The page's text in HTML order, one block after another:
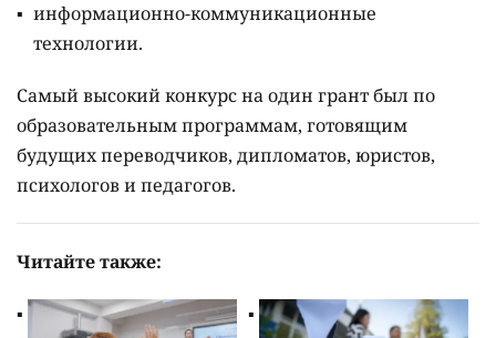
информационно-коммуникационные
технологии.
Самый высокий конкурс на один грант был по
образовательным программам, готовящим
будущих переводчиков, дипломатов, юристов,
психологов и педагогов.
Читайте также: